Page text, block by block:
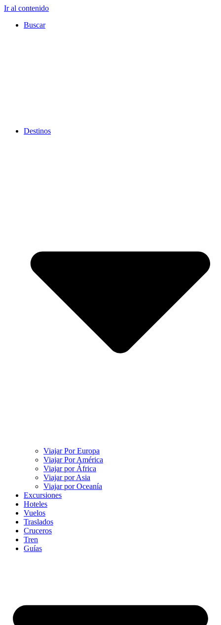
Ir al contenido
Buscar
Destinos
Viajar Por Europa
Viajar Por América
Viajar por África
Viajar por Asia
Viajar por Oceanía
Excursiones
Hoteles
Vuelos
Traslados
Cruceros
Tren
Guías